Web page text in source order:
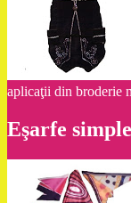
aplicaţii din broderie
Eşarfe